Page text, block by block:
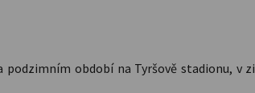
podzimním období na Tyršově stadionu,